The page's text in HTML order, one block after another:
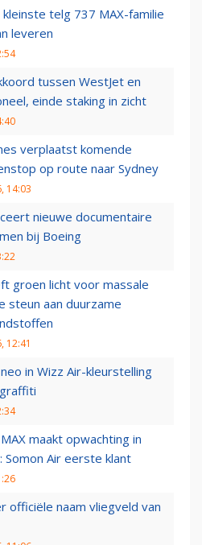
telg 737 MAX-familie
leveren
tussen WestJet en
einde staking in zicht
verplaatst komende
op route naar Sydney
14:03
nieuwe documentaire
bij Boeing
groen licht voor massale
steun aan duurzame
12:41
in Wizz Air-kleurstelling
maakt opwachting in
Somon Air eerste klant
officiële naam vliegveld van